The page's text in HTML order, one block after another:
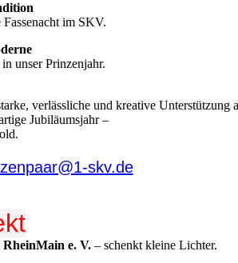
im SKV.
unser Prinzenjahr.
verlässliche und kreative Unterstützung
Jubiläumsjahr –
skv.de
e. V. – schenkt kleine Lichter.